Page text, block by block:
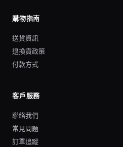
購物指南
送貨資訊
退換貨政策
付款方式
客戶服務
聯絡我們
常見問題
訂單追蹤